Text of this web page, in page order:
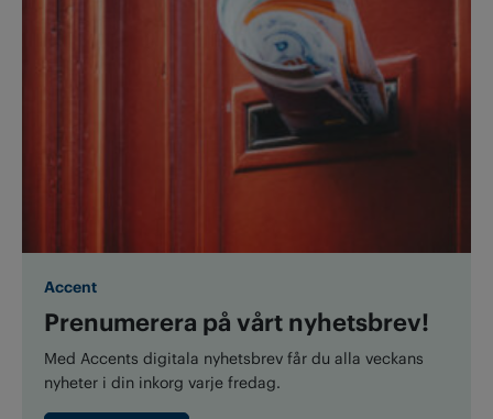
Accent
Prenumerera på vårt nyhetsbrev!
Med Accents digitala nyhetsbrev får du alla veckans
nyheter i din inkorg varje fredag.